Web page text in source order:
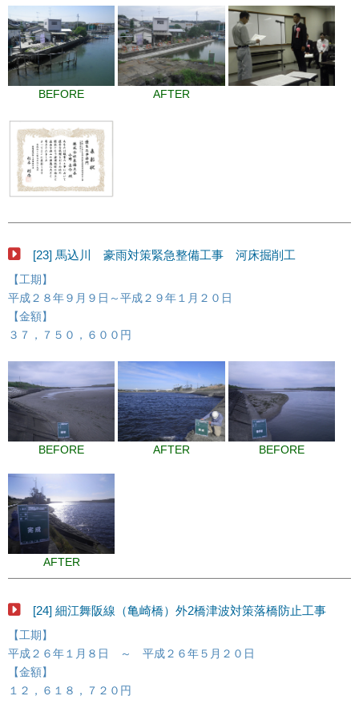
BEFORE AFTER
[23] 馬込川 豪雨対策緊急整備工事 河床掘削工
【工期】
平成２８年９月９日～平成２９年１月２０日
【金額】
３７，７５０，６００円
BEFORE AFTER BEFORE
AFTER
[24] 細江舞阪線（亀崎橋）外2橋津波対策落橋防止工事
【工期】
平成２６年１月８日 ～ 平成２６年５月２０日
【金額】
１２，６１８，７２０円